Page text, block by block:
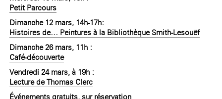
Petit Parcours
Dimanche 12 mars, 14h-17h:
Histoires de… Peintures à la Bibliothèque Smith-Lesouëf
Dimanche 26 mars, 11h :
Café-découverte
Vendredi 24 mars, à 19h :
Lecture de Thomas Clerc
Événements gratuits, sur réservation